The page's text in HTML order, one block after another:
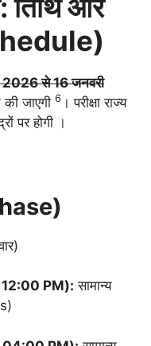
तिथि और
2026 से 16 जनवरी
जाएगी 6 ।परीक्षा राज्य
पर होगी ।
PM): सामान्य